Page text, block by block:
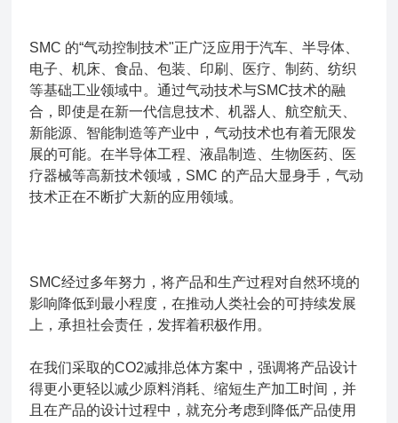
SMC 的“气动控制技术"正广泛应用于汽车、半导体、
电子、机床、食品、包装、印刷、医疗、制药、纺织
等基础工业领域中。通过气动技术与SMC技术的融
合，即使是在新一代信息技术、机器人、航空航天、
新能源、智能制造等产业中，气动技术也有着无限发
展的可能。在半导体工程、液晶制造、生物医药、医
疗器械等高新技术领域，SMC 的产品大显身手，气动
技术正在不断扩大新的应用领域。
SMC经过多年努力，将产品和生产过程对自然环境的
影响降低到最小程度，在推动人类社会的可持续发展
上，承担社会责任，发挥着积极作用。
在我们采取的CO2减排总体方案中，强调将产品设计
得更小更轻以减少原料消耗、缩短生产加工时间，并
且在产品的设计过程中，就充分考虑到降低产品使用